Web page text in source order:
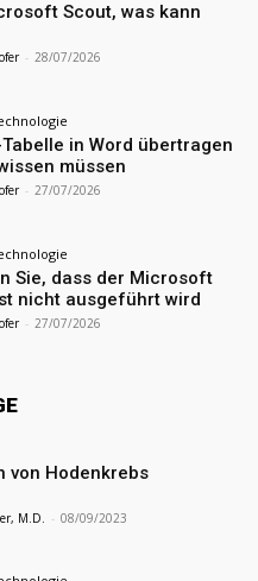
Scout, was kann
- 28/07/2026
in Word übertragen
müssen
- 27/07/2026
Sie, dass der Microsoft
nicht ausgeführt wird
- 27/07/2026
von Hodenkrebs
M.D. - 08/09/2023